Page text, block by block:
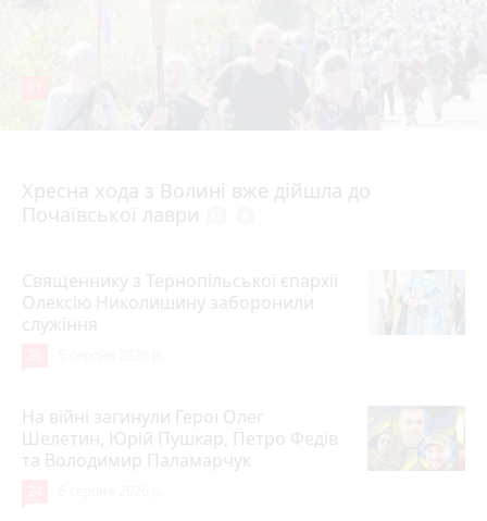
Хресна хода з Волині вже дійшла до
Почаївської лаври
Священнику з Тернопільської єпархії
Олексію Николишину заборонили
служіння
На війні загинули Герої Олег
Шелетин, Юрій Пушкар, Петро Федів
та Володимир Паламарчук